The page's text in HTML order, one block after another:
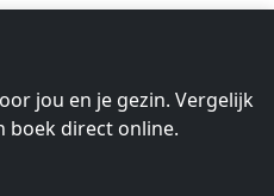
jou en je gezin. Vergelijk
boek direct online.